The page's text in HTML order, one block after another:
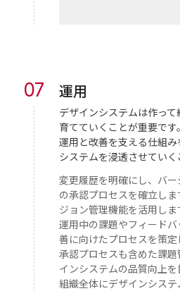
07 運用
デザインシステムは作っ
育てていくことが重要で
運用と改善を支える仕組
システムを浸透させてい
変更履歴を明確にし、バ
の承認プロセスを確立し
ジョン管理機能を活用しま
運用中の課題やフィード
善に向けたプロセスを策
承認プロセスも含めた課
インシステムの品質向上を
組織全体にデザインシス